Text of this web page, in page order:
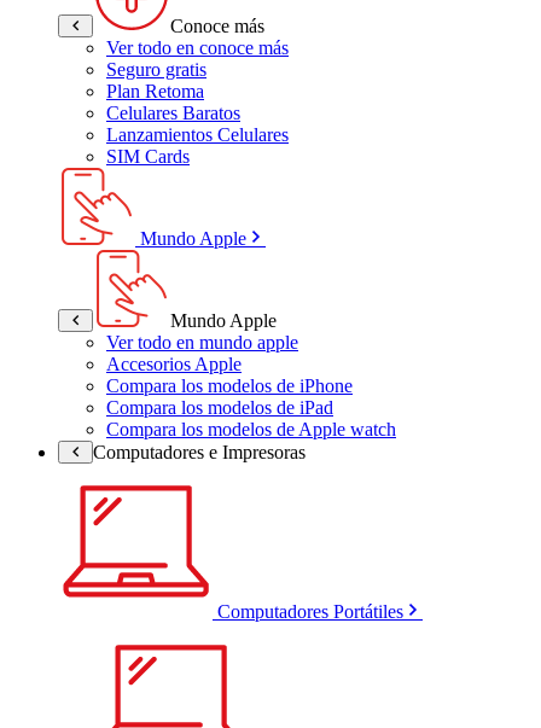
Conoce más
Ver todo en conoce más
Seguro gratis
Plan Retoma
Celulares Baratos
Lanzamientos Celulares
SIM Cards
Mundo Apple
Mundo Apple
Ver todo en mundo apple
Accesorios Apple
Compara los modelos de iPhone
Compara los modelos de iPad
Compara los modelos de Apple watch
Computadores e Impresoras
Computadores Portátiles